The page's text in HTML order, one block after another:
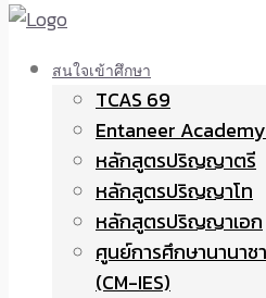
สนใจเข้าศึกษา
TCAS 69
Entaneer Academy
หลักสูตรปริญญาตรี
หลักสูตรปริญญาโท
หลักสูตรปริญญาเอก
ศูนย์การศึกษานานา
(CM-IES)